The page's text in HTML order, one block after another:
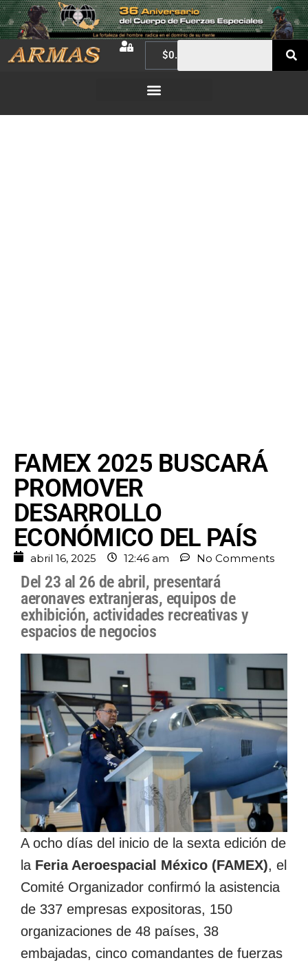
$0.00
FAMEX 2025 BUSCARÁ
PROMOVER
DESARROLLO
ECONÓMICO DEL PAÍS
abril 16, 2025 12:46 am No Comments
Del 23 al 26 de abril, presentará
aeronaves extranjeras, equipos de
exhibición, actividades recreativas y
espacios de negocios
A ocho días del inicio de la sexta edición de
la Feria Aeroespacial México (FAMEX), el
Comité Organizador confirmó la asistencia
de 337 empresas expositoras, 150
organizaciones de 48 países, 38
embajadas, cinco comandantes de fuerzas